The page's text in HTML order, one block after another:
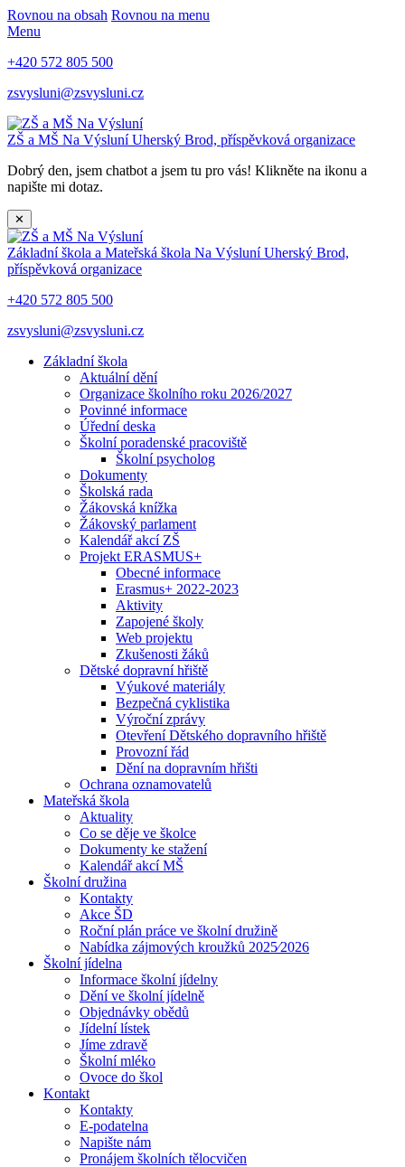
Rovnou na obsah Rovnou na menu
Menu
+420 572 805 500
zsvysluni@zsvysluni.cz
ZŠ a MŠ Na VýsluníUherský Brod, příspěvková organizace
Dobrý den, jsem chatbot a jsem tu pro vás! Klikněte na ikonu a
napište mi dotaz.
✕
Základní škola a Mateřská škola Na VýsluníUherský Brod,
příspěvková organizace
+420 572 805 500
zsvysluni@zsvysluni.cz
Základní škola
Aktuální dění
Organizace školního roku 2026/2027
Povinné informace
Úřední deska
Školní poradenské pracoviště
Školní psycholog
Dokumenty
Školská rada
Žákovská knížka
Žákovský parlament
Kalendář akcí ZŠ
Projekt ERASMUS+
Obecné informace
Erasmus+ 2022-2023
Aktivity
Zapojené školy
Web projektu
Zkušenosti žáků
Dětské dopravní hřiště
Výukové materiály
Bezpečná cyklistika
Výroční zprávy
Otevření Dětského dopravního hřiště
Provozní řád
Dění na dopravním hřišti
Ochrana oznamovatelů
Mateřská škola
Aktuality
Co se děje ve školce
Dokumenty ke stažení
Kalendář akcí MŠ
Školní družina
Kontakty
Akce ŠD
Roční plán práce ve školní družině
Nabídka zájmových kroužků 2025⁄2026
Školní jídelna
Informace školní jídelny
Dění ve školní jídelně
Objednávky obědů
Jídelní lístek
Jíme zdravě
Školní mléko
Ovoce do škol
Kontakt
Kontakty
E-podatelna
Napište nám
Pronájem školních tělocvičen